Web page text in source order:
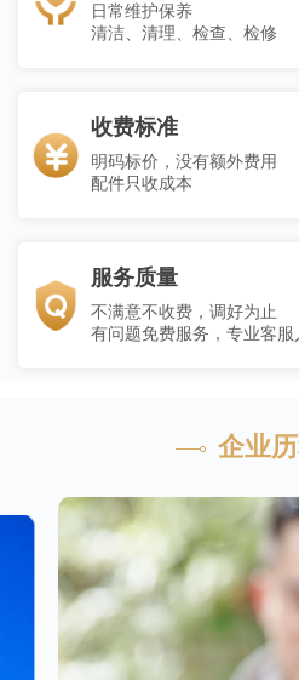
日常维护保养
清洁、清理、检查、检修
收费标准
明码标价，没有额外费用
配件只收成本
服务质量
不满意不收费，调好为止
有问题免费服务，专业客
企业